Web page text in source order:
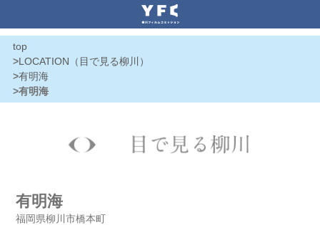
top
>LOCATION（目で見る柳川）
>有明海
>有明海
有明海
福岡県柳川市橋本町